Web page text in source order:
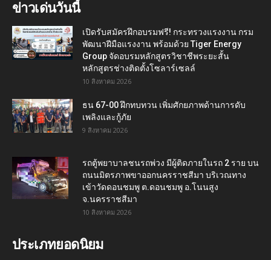
ข่าวเด่นวันนี้
เปิดรับสมัครฝึกอบรมฟรี! กระทรวงแรงงาน กรม
พัฒนาฝีมือแรงงาน พร้อมด้วย Tiger Energy
Group จัดอบรมหลักสูตรวิชาชีพระยะสั้น
หลักสูตรช่างติดตั้งโซลาร์เซลล์
10 สิงหาคม 2026
ธน 67-00 ฝึกทบทวน เพิ่มศักยภาพด้านการดับ
เพลิงและกู้ภัย
9 สิงหาคม 2026
รถตู้พยาบาลชนรถพ่วง มีผู้ติดภายในรถ 2 ราย บน
ถนนมิตรภาพขาออกนครราชสีมา บริเวณทาง
เข้าวัดดอนชมพู ต.ดอนชมพู อ.โนนสูง
จ.นครราชสีมา
10 สิงหาคม 2026
ประเภทยอดนิยม